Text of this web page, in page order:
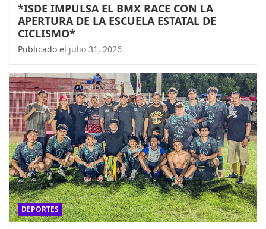
*ISDE IMPULSA EL BMX RACE CON LA
APERTURA DE LA ESCUELA ESTATAL DE
CICLISMO*
Publicado el julio 31, 2026
DEPORTES